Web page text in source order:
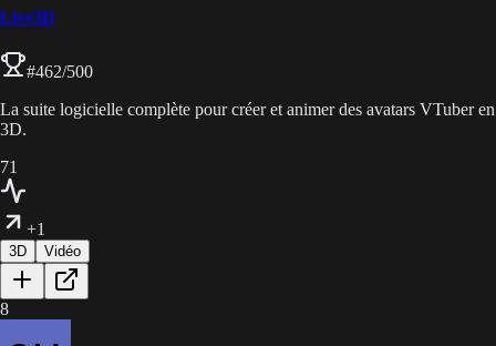
Live3D
#462/500
La suite logicielle complète pour créer et animer des avatars VTuber en
3D.
71
+1
3D Vidéo
8